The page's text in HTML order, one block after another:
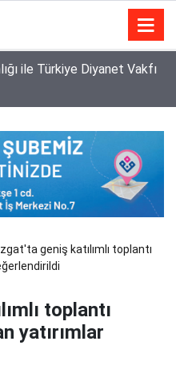
ile Türkiye Diyanet Vakfı
geniş katılımlı toplantı
toplantı
yatırımlar